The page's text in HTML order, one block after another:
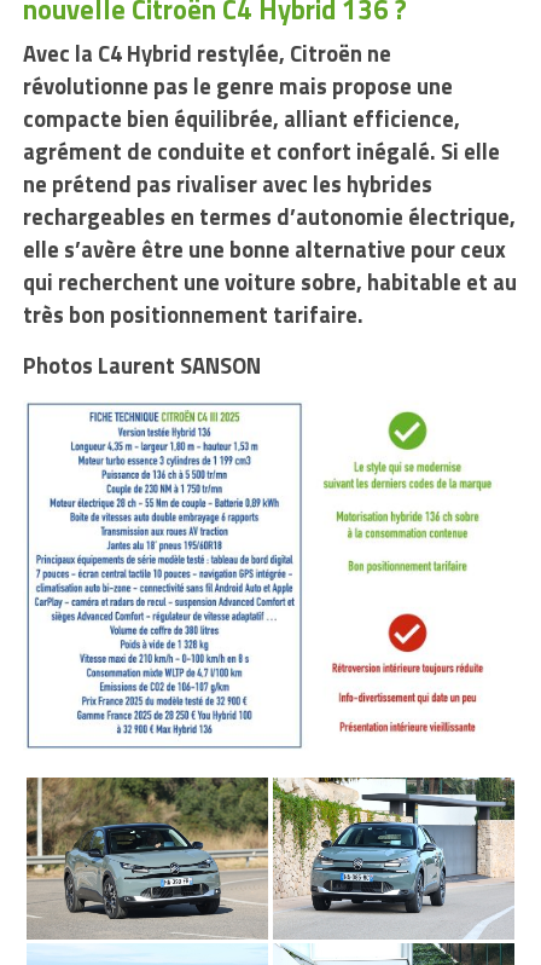
nouvelle Citroën C4 Hybrid 136 ?
Avec la C4 Hybrid restylée, Citroën ne
révolutionne pas le genre mais propose une
compacte bien équilibrée, alliant efficience,
agrément de conduite et confort inégalé. Si elle
ne prétend pas rivaliser avec les hybrides
rechargeables en termes d’autonomie électrique,
elle s’avère être une bonne alternative pour ceux
qui recherchent une voiture sobre, habitable et au
très bon positionnement tarifaire.
Photos Laurent SANSON